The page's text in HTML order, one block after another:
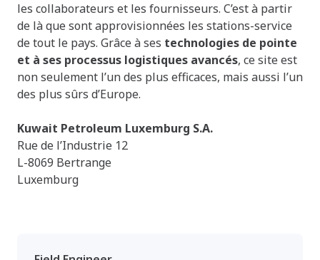
les collaborateurs et les fournisseurs. C’est à partir
de là que sont approvisionnées les stations-service
de tout le pays. Grâce à ses technologies de pointe
et à ses processus logistiques avancés, ce site est
non seulement l’un des plus efficaces, mais aussi l’un
des plus sûrs d’Europe.
Kuwait Petroleum Luxemburg S.A.
Rue de l’Industrie 12
L-8069 Bertrange
Luxemburg